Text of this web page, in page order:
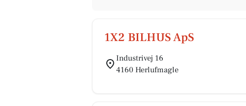
1X2 BILHUS ApS
Industrivej 16
4160 Herlufmagle